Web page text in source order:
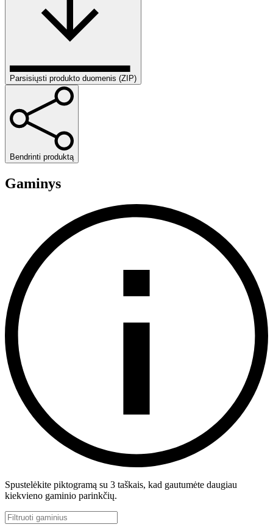
Parsisiųsti produkto duomenis (ZIP)
Bendrinti produktą
Gaminys
Spustelėkite piktogramą su 3 taškais, kad gautumėte daugiau
kiekvieno gaminio parinkčių.